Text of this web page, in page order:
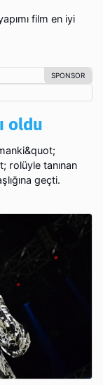
film en iyi
oldu
rolüyle tanınan
geçti.